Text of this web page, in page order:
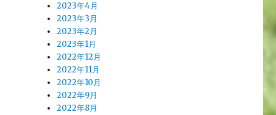
2023年4月
2023年3月
2023年2月
2023年1月
2022年12月
2022年11月
2022年10月
2022年9月
2022年8月